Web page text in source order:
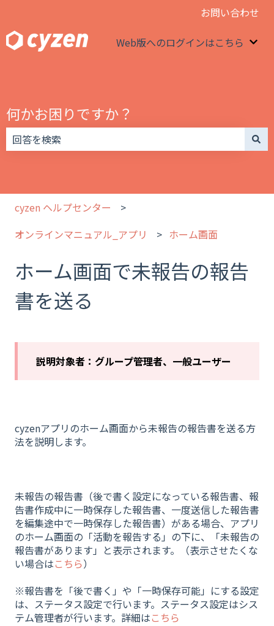
お問い合わせ
Web版へのログインはこちら
何かお困りですか？
cyzen ヘルプセンター
オンラインマニュアル_アプリ
ホーム画面
ホーム画面で未報告の報告
書を送る
説明対象者：グループ管理者、一般ユーザー
cyzenアプリのホーム画面から未報告の報告書を送る方
法を説明します。
未報告の報告書（後で書く設定になっている報告書、報
告書作成中に一時保存した報告書、一度送信した報告書
を編集途中で一時保存した報告書）がある場合、アプリ
のホーム画面の「活動を報告する」の下に、「未報告の
報告書があります」と表示されます。（表示させたくな
い場合はこちら）
※報告書を「後で書く」や「一時保存可能」にする設定
は、ステータス設定で行います。ステータス設定はシス
テム管理者が行います。詳細はこちら